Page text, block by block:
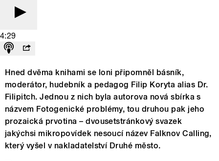
4:29
Hned dvěma knihami se loni připomněl básník,
moderátor, hudebník a pedagog Filip Koryta alias Dr.
Filipitch. Jednou z nich byla autorova nová sbírka s
názvem Fotogenické problémy, tou druhou pak jeho
prozaická prvotina – dvousetstránkový svazek
jakýchsi mikropovídek nesoucí název Falknov Calling,
který vyšel v nakladatelství Druhé město.